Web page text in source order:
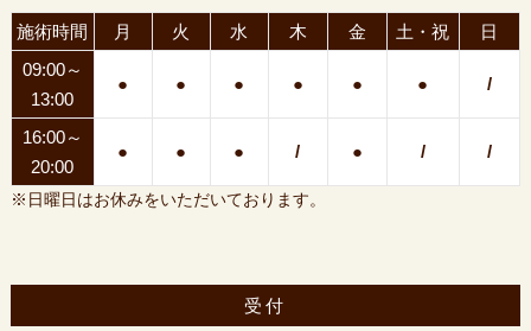
施術時間 月 火 水 木 金 土・祝
日
09:00～
13:00
● ● ● ● ● ● /
16:00～
20:00
● ● ● / ● / /
※日曜日はお休みをいただいております。
受付